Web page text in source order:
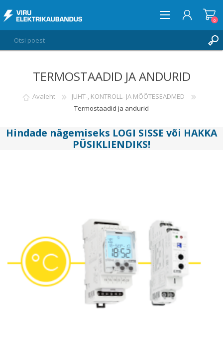
LOGI SISSE
SOOVIKORV
0
TERMOSTAADID JA ANDURID
Avaleht
JUHT-, KONTROLL- JA MÕÕTESEADMED
Termostaadid ja andurid
Hindade nägemiseks LOGI SISSE või HAKKA
PÜSIKLIENDIKS!